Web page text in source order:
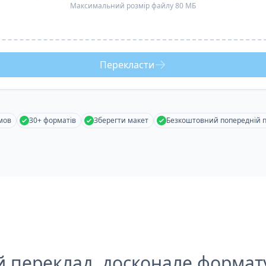
Максимальний розмір файлу 80 МБ
Перекласти
30+ форматів Зберегти макет Безкоштовний попередній